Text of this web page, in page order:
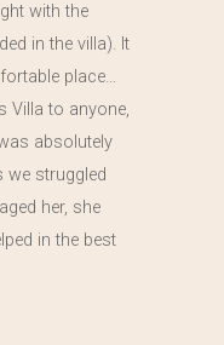
with the
in the villa). It
place…
Villa to anyone,
absolutely
we struggled
her, she
in the best